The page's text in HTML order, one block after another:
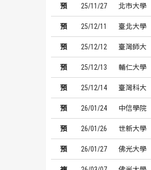
預 25/11/27 北市大學
預 25/12/11 臺北大學
預 25/12/12 臺灣師大
預 25/12/13 輔仁大學
預 25/12/14 臺灣科大
預 26/01/24 中信學院
預 26/01/26 世新大學
預 26/01/27 佛光大學